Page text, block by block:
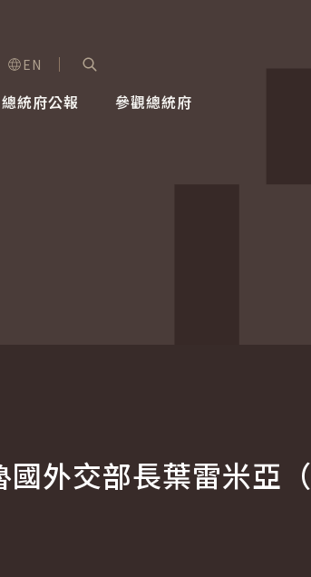
選單
EN
總統府公報 參觀總統府
外交部長葉雷米亞（